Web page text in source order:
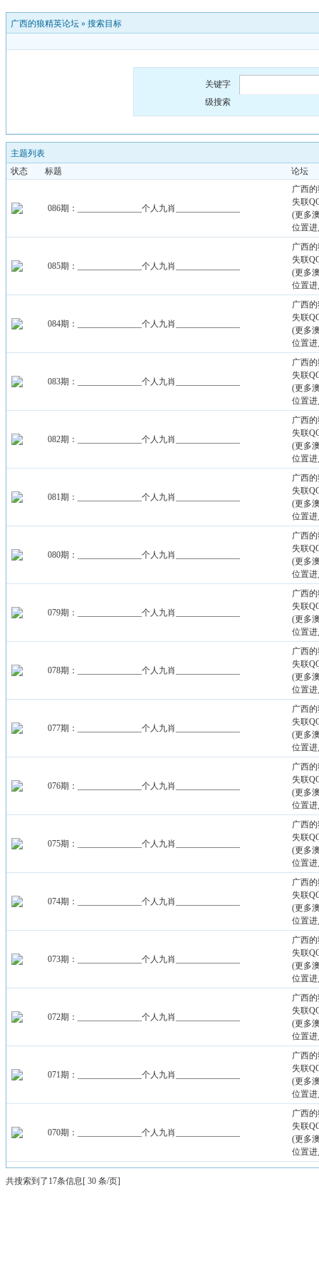
广西的狼精英论坛 » 搜索目标
关键字
级搜索
主题列表
状态
标题 论坛
086期：_______________个人九肖_______________
广西
失联
(更多
位置
085期：_______________个人九肖_______________
广西
失联
(更多
位置
084期：_______________个人九肖_______________
广西
失联
(更多
位置
083期：_______________个人九肖_______________
广西
失联
(更多
位置
082期：_______________个人九肖_______________
广西
失联
(更多
位置
081期：_______________个人九肖_______________
广西
失联
(更多
位置
080期：_______________个人九肖_______________
广西
失联
(更多
位置
079期：_______________个人九肖_______________
广西
失联
(更多
位置
078期：_______________个人九肖_______________
广西
失联
(更多
位置
077期：_______________个人九肖_______________
广西
失联
(更多
位置
076期：_______________个人九肖_______________
广西
失联
(更多
位置
075期：_______________个人九肖_______________
广西
失联
(更多
位置
074期：_______________个人九肖_______________
广西
失联
(更多
位置
073期：_______________个人九肖_______________
广西
失联
(更多
位置
072期：_______________个人九肖_______________
广西
失联
(更多
位置
071期：_______________个人九肖_______________
广西
失联
(更多
位置
070期：_______________个人九肖_______________
广西
失联
(更多
位置
共搜索到了17条信息[ 30 条/页]